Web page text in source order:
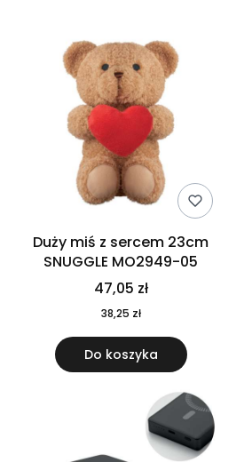
Duży miś z sercem 23cm
SNUGGLE MO2949-05
47,05 zł
38,25 zł
Do koszyka